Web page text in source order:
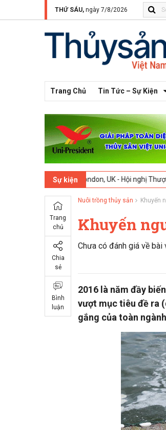
THỨ SÁU, ngày 7/8/2026
Trang Chủ Tin Tức – Sự Kiện
Sự kiện
London, UK - Hội nghị Thượng đỉnh Đổi
Trang
chủ
Chia
sẻ
Bình
luận
Nuôi trồng thủy sản Khuyến
Khuyến
Chưa có đánh giá về bài
2016 là năm đầy
vượt mục tiêu đề ra
gắng của toàn